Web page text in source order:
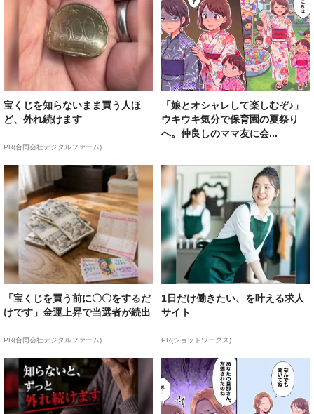
宝くじを知らないまま買う人ほ
ど、外れ続けます
PR(合同会社デジタルファーム)
「娘とオシャレして楽しむぞ♪」
ウキウキ気分で保育園の夏祭り
へ。仲良しのママ友に会...
「宝くじを買う前に〇〇をするだ
けです」金運上昇で当選者が続出
PR(合同会社デジタルファーム)
1日だけ働きたい、を叶える求人
サイト
PR(ショットワークス)